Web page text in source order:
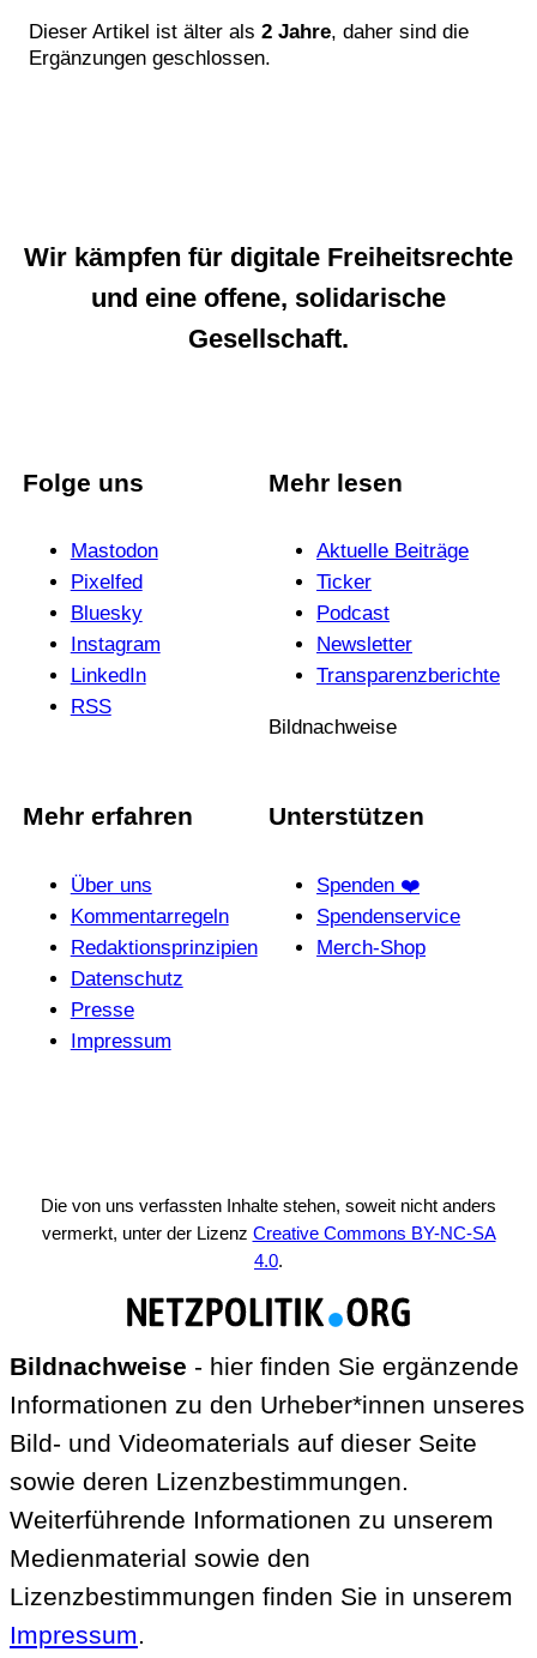
Dieser Artikel ist älter als 2 Jahre, daher sind die
Ergänzungen geschlossen.
Wir kämpfen für digitale Freiheitsrechte
und eine offene, solidarische
Gesellschaft.
Folge uns
Mastodon
Pixelfed
Bluesky
Instagram
LinkedIn
RSS
Mehr lesen
Aktuelle Beiträge
Ticker
Podcast
News­letter
Trans­pa­renz­be­richte
Bildnachweise
Mehr erfahren
Über uns
Kommentarregeln
Redak­ti­ons­prin­zi­pien
Daten­schutz
Presse
Impressum
Unterstützen
Spenden ❤️
Spendenservice
Merch-Shop
Die von uns verfassten Inhalte stehen, soweit nicht anders
vermerkt, unter der Lizenz Creative Commons BY-NC-SA
4.0.
Bildnachweise - hier finden Sie ergänzende
Informationen zu den Urheber*innen unseres
Bild- und Videomaterials auf dieser Seite
sowie deren Lizenzbestimmungen.
Weiterführende Informationen zu unserem
Medienmaterial sowie den
Lizenzbestimmungen finden Sie in unserem
Impressum.